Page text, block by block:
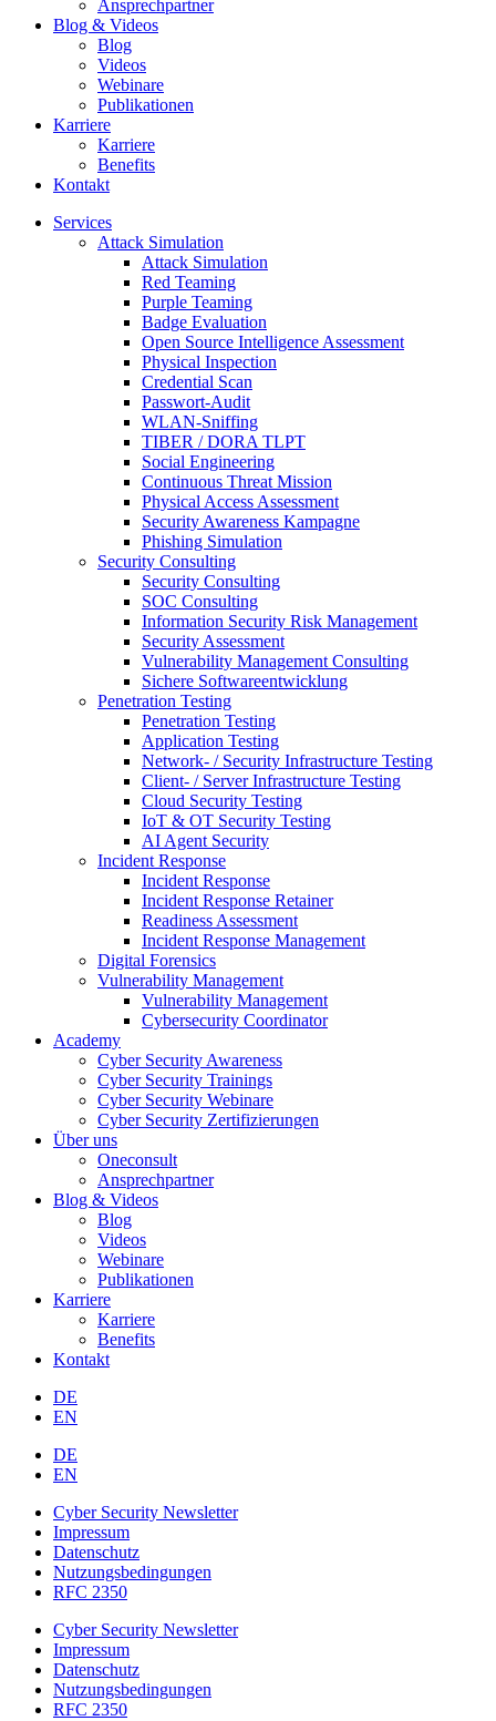
Ansprechpartner
Blog & Videos
Blog
Videos
Webinare
Publikationen
Karriere
Karriere
Benefits
Kontakt
Services
Attack Simulation
Attack Simulation
Red Teaming
Purple Teaming
Badge Evaluation
Open Source Intelligence Assessment
Physical Inspection
Credential Scan
Passwort-Audit
WLAN-Sniffing
TIBER / DORA TLPT
Social Engineering
Continuous Threat Mission
Physical Access Assessment
Security Awareness Kampagne
Phishing Simulation
Security Consulting
Security Consulting
SOC Consulting
Information Security Risk Management
Security Assessment
Vulnerability Management Consulting
Sichere Softwareentwicklung
Penetration Testing
Penetration Testing
Application Testing
Network- / Security Infrastructure Testing
Client- / Server Infrastructure Testing
Cloud Security Testing
IoT & OT Security Testing
AI Agent Security
Incident Response
Incident Response
Incident Response Retainer
Readiness Assessment
Incident Response Management
Digital Forensics
Vulnerability Management
Vulnerability Management
Cybersecurity Coordinator
Academy
Cyber Security Awareness
Cyber Security Trainings
Cyber Security Webinare
Cyber Security Zertifizierungen
Über uns
Oneconsult
Ansprechpartner
Blog & Videos
Blog
Videos
Webinare
Publikationen
Karriere
Karriere
Benefits
Kontakt
DE
EN
DE
EN
Cyber Security Newsletter
Impressum
Datenschutz
Nutzungsbedingungen
RFC 2350
Cyber Security Newsletter
Impressum
Datenschutz
Nutzungsbedingungen
RFC 2350